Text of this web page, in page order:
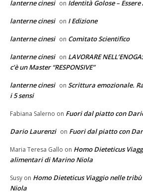
lanterne cinesi on Identità Golose –
lanterne cinesi on I Edizione
lanterne cinesi on Comitato Scientifico
lanterne cinesi on LAVORARE
c’è un Master “RESPONSIVE”
lanterne cinesi on Scrittura emozionale.
i 5 sensi
Fabiana Salerno on Fuori dal piatto con
Dario Laurenzi on Fuori dal piatto con
Maria Teresa Gallo on Homo Dieteticus
alimentari di Marino Niola
Susy on Homo Dieteticus Viaggio nelle
Niola